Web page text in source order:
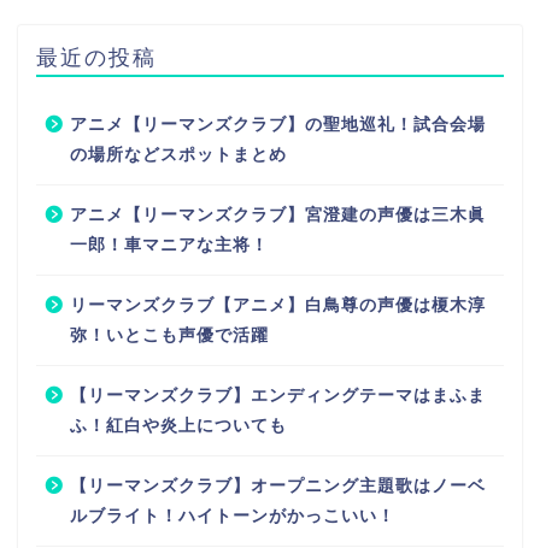
最近の投稿
アニメ【リーマンズクラブ】の聖地巡礼！試合会場
の場所などスポットまとめ
アニメ【リーマンズクラブ】宮澄建の声優は三木眞
一郎！車マニアな主将！
リーマンズクラブ【アニメ】白鳥尊の声優は榎木淳
弥！いとこも声優で活躍
【リーマンズクラブ】エンディングテーマはまふま
ふ！紅白や炎上についても
【リーマンズクラブ】オープニング主題歌はノーベ
ルブライト！ハイトーンがかっこいい！